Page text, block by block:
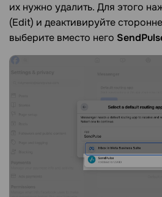
их нужно удалить. Для этого
(Edit) и деактивируйте
выберите вместо него